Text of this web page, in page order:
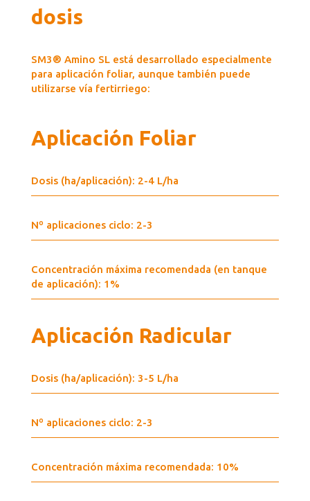
dosis
SM3® Amino SL está desarrollado especialmente
para aplicación foliar, aunque también puede
utilizarse vía fertirriego:
Aplicación Foliar
Dosis (ha/aplicación): 2-4 L/ha
Nº aplicaciones ciclo: 2-3
Concentración máxima recomendada (en tanque
de aplicación): 1%
Aplicación Radicular
Dosis (ha/aplicación): 3-5 L/ha
Nº aplicaciones ciclo: 2-3
Concentración máxima recomendada: 10%